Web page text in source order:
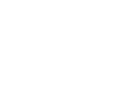
Звоните,
телефон в